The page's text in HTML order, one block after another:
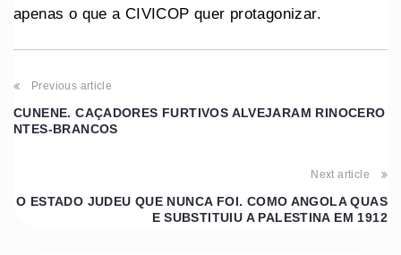
apenas o que a CIVICOP quer protagonizar.
Previous article
CUNENE. CAÇADORES FURTIVOS ALVEJARAM RINOCERO
NTES-BRANCOS
Next article
O ESTADO JUDEU QUE NUNCA FOI. COMO ANGOLA QUAS
E SUBSTITUIU A PALESTINA EM 1912